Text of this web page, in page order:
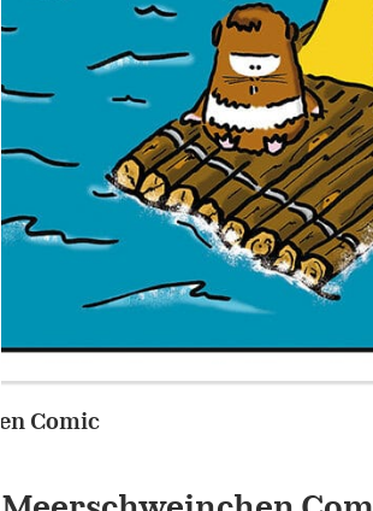
Portfolio – Meerschweinchen